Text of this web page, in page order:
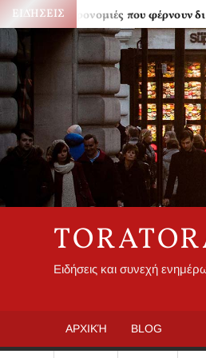
Skip
to
content
ΕΙΔΉΣΕΙΣ
Κληρονομιές που φέρνουν διχόνοια
Ειδήσεις και συνεχή
ΑΡΧΙΚΉ BLOG